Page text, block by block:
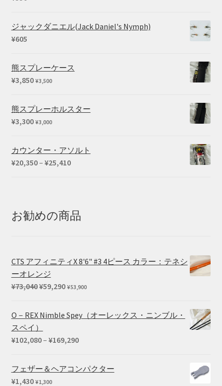
ジャックダニエル(Jack Daniel's Nymph)
¥605
熊スプレーケース
¥3,850 ¥3,500
熊スプレーホルスター
¥3,300 ¥3,000
カウンター・アソルト
¥20,350– ¥25,410価
–
¥25,410
お勧めの商品
CTS アフィニティX 8'6" #3 4ピース カラー：テネシ
ーオレンジ
¥73,040元
価
は
し
¥59,290現
の
格
で
¥53,900
O－REX Nimble Spey（オーレックス・ニンブル・
スペイ）
¥102,080– ¥169,290価
フェザー＆ヘアコンパクター
¥1,430 ¥1,300